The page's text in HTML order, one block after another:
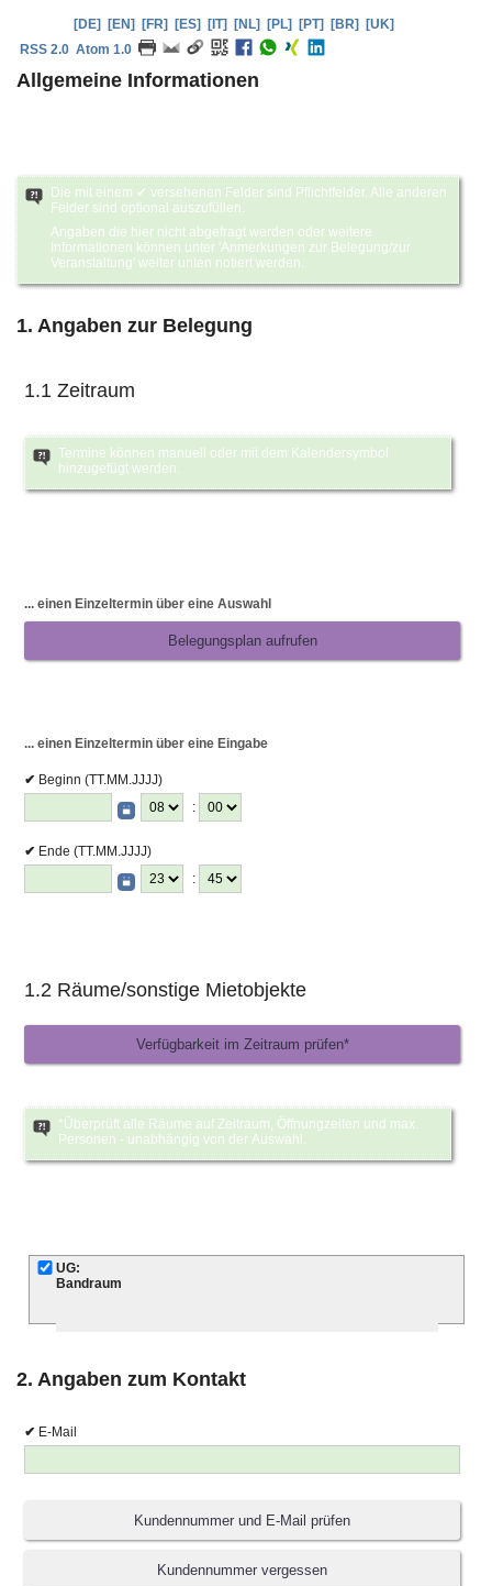
[DE] [EN] [FR] [ES] [IT] [NL] [PL] [PT] [BR]
[UK]
RSS 2.0 Atom 1.0
Allgemeine Informationen
Die mit einem ✔ versehenen Felder sind Pflichtfelder. Alle anderen
Felder sind optional auszufüllen.
Angaben die hier nicht abgefragt werden oder weitere
Informationen können unter 'Anmerkungen zur Belegung/zur
Veranstaltung' weiter unten notiert werden.
1. Angaben zur Belegung
1.1 Zeitraum
Termine können manuell oder mit dem Kalendersymbol
hinzugefügt werden.
... einen Einzeltermin über eine Auswahl
Belegungsplan aufrufen
... einen Einzeltermin über eine Eingabe
Beginn (TT.MM.JJJJ)
:
Ende (TT.MM.JJJJ)
:
1.2 Räume/sonstige Mietobjekte
*Überprüft alle Räume auf Zeitraum, Öffnungzeiten und max.
Personen - unabhängig von der Auswahl.
UG:
Bandraum
2. Angaben zum Kontakt
E-Mail